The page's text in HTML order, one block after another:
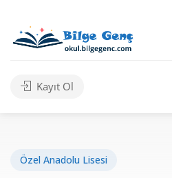
Kayıt Ol
Özel Anadolu Lisesi